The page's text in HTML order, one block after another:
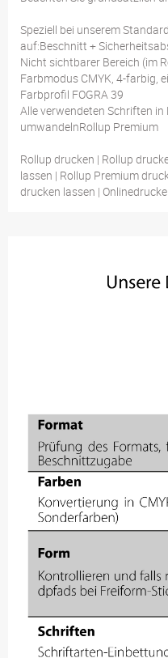
Speziell bei unserem
auf:Beschnitt +
Nicht sichtbarer Bereich (im
Farbmodus CMYK, 4-farbig,
Farbprofil FOGRA 39
Alle verwendeten Schriften
umwandelnRollup Premium
Rollup drucken | Rollup
lassen | Rollup Premium
drucken lassen |